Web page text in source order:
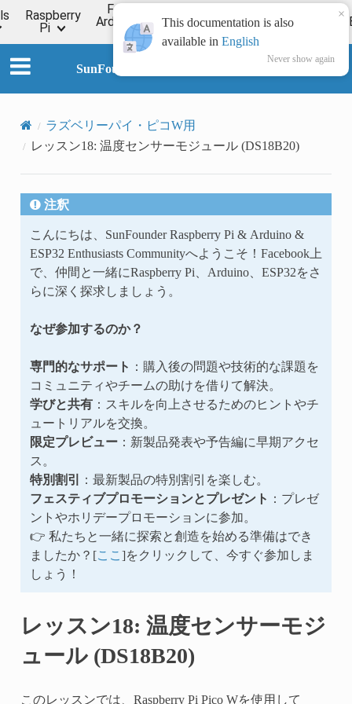
Raspberry
Pi
For
Arduino
ESP32
Online
Tutorial
Forum
SunFounder Universal Maker Sensor Kit
ラズベリーパイ・ピコW用
レッスン18: 温度センサーモジュール (DS18B20)
注釈
こんにちは、SunFounder Raspberry Pi & Arduino &
ESP32 Enthusiasts Communityへようこそ！Facebook上
で、仲間と一緒にRaspberry Pi、Arduino、ESP32をさ
らに深く探求しましょう。
なぜ参加するのか？
専門的なサポート
：購入後の問題や技術的な課題を
コミュニティやチームの助けを借りて解決。
学びと共有：スキルを向上させるためのヒントやチ
ュートリアルを交換。
限定プレビュー：新製品発表や予告編に早期アクセ
ス。
特別割引
：最新製品の特別割引を楽しむ。
フェスティブプロモーションとプレゼント
：プレゼ
ントやホリデープロモーションに参加。
👉 私たちと一緒に探索と創造を始める準備はでき
ましたか？[ここ ]をクリックして、今すぐ参加しま
しょう！
レッスン18: 温度センサーモジ
ュール (DS18B20)
このレッスンでは、Raspberry Pi Pico Wを使用して
This documentation is also
available in English
Never show again
×